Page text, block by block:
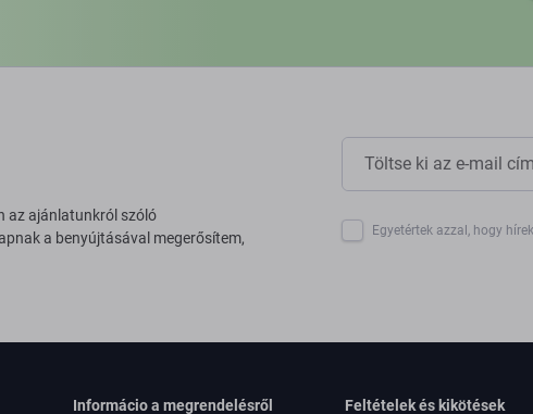
az ajánlatunkról szóló
a benyújtásával megerősítem,
Egyetértek azzal, hogy
Informácio a megrendelésről Feltételek és kikötések